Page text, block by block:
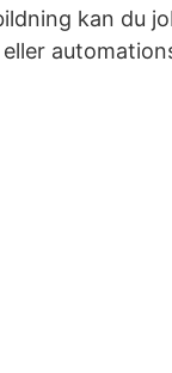
kan du